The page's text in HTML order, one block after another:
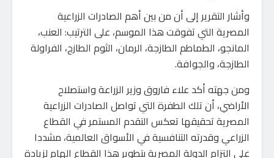
وأشار التقرير إلى أن من بين أهم الصادرات الزراعية
المصرية التي تفوقت هذا الموسم، على الترتيب: العنب،
المانجو، الطماطم الطازجة، الرمان، الثوم الطازج، الفراولة
الطازجة، والجوافة.
ومن جهته أكد علاء فاروق وزير الزراعة واستصلاح
الأراضي، أن تلك الطفرة التي تواصل الصادرات الزراعية
المصرية تحقيقها تعكس التقدم المستمر في القطاع
الزراعي وقدرته التنافسية في الأسواق العالمية، مشددا
على التزام الدولة المصرية بتطوير هذا القطاع الهام لزيادة